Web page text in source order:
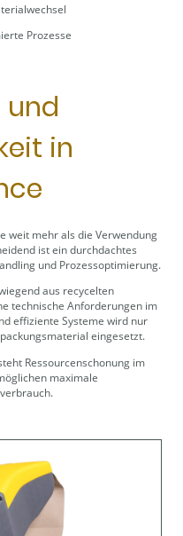
Prozesse
in
weit mehr als die Verwendung
ist ein durchdachtes
und Prozessoptimierung.
aus recycelten
technische Anforderungen im
effiziente Systeme wird nur
eingesetzt.
Ressourcenschonung im
maximale